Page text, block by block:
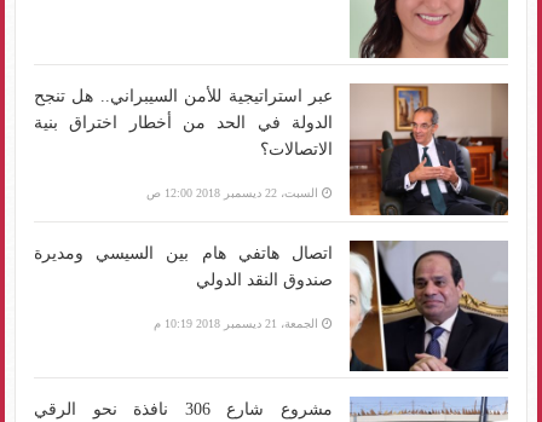
عبر استراتيجية للأمن السيبراني.. هل تنجح
الدولة في الحد من أخطار اختراق بنية
الاتصالات؟
السبت، 22 ديسمبر 2018 12:00 ص
اتصال هاتفي هام بين السيسي ومديرة
صندوق النقد الدولي
الجمعة، 21 ديسمبر 2018 10:19 م
مشروع شارع 306 نافذة نحو الرقي